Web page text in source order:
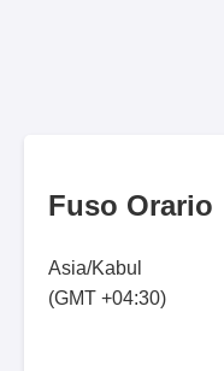
Fuso Orario
Asia/Kabul
(GMT +04:30)